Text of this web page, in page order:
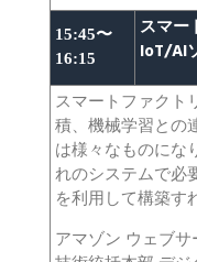
15:45〜
16:15
スマー
IoT/AI
スマートファクト
積、機械学習との
は様々なものにな
れのシステムで必
を利用して構築す
アマゾン ウェブ